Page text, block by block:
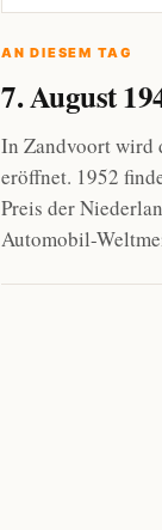
AN DIESEM TAG
7. August
In Zandvoort wird
eröffnet. 1952
Preis der
Automobil-